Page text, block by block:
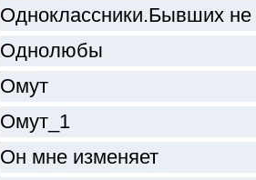
Одноклассники.Бывших
Однолюбы
Омут
Омут_1
Он мне изменяет